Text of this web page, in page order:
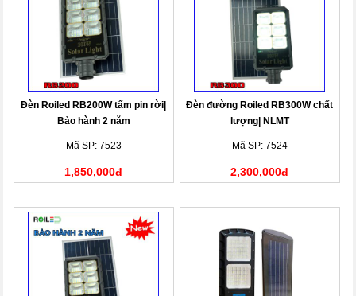
Đèn Roiled RB200W tấm pin rời|
Bảo hành 2 năm
Mã SP: 7523
1,850,000đ
Đèn đường Roiled RB300W chất
lượng| NLMT
Mã SP: 7524
2,300,000đ